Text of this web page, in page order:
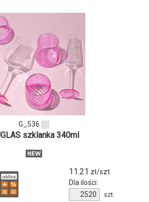
odmiany
i
ilości
produktu
G_536
G_536
szklanka 340ml
11.21 zł/szt.
Dla ilości:
Ilość
szt.